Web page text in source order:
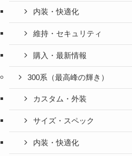
内装・快適化
維持・セキュリティ
購入・最新情報
300系（最高峰の輝き）
カスタム・外装
サイズ・スペック
内装・快適化